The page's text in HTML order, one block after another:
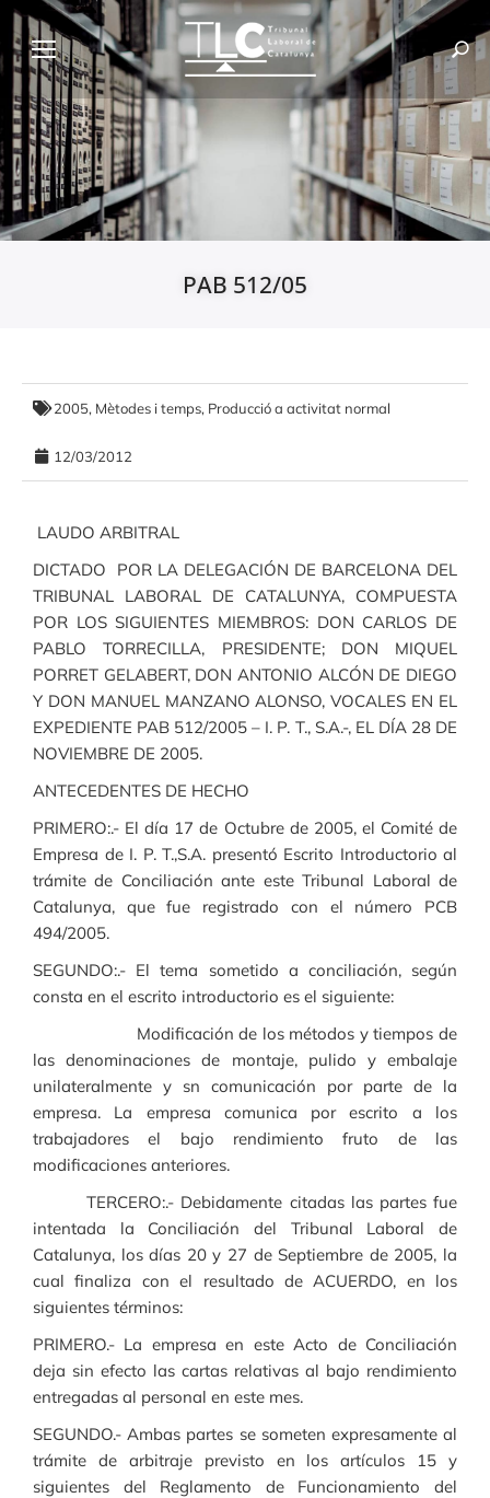
PAB 512/05
2005, Mètodes i temps, Producció a activitat normal
12/03/2012
LAUDO ARBITRAL
DICTADO POR LA DELEGACIÓN DE BARCELONA DEL
TRIBUNAL LABORAL DE CATALUNYA, COMPUESTA
POR LOS SIGUIENTES MIEMBROS: DON CARLOS DE
PABLO TORRECILLA, PRESIDENTE; DON MIQUEL
PORRET GELABERT, DON ANTONIO ALCÓN DE DIEGO
Y DON MANUEL MANZANO ALONSO, VOCALES EN EL
EXPEDIENTE PAB 512/2005 – I. P. T., S.A.-, EL DÍA 28 DE
NOVIEMBRE DE 2005.
ANTECEDENTES DE HECHO
PRIMERO:.- El día 17 de Octubre de 2005, el Comité de
Empresa de I. P. T.,S.A. presentó Escrito Introductorio al
trámite de Conciliación ante este Tribunal Laboral de
Catalunya, que fue registrado con el número PCB
494/2005.
SEGUNDO:.- El tema sometido a conciliación, según
consta en el escrito introductorio es el siguiente:
Modificación de los métodos y tiempos de
las denominaciones de montaje, pulido y embalaje
unilateralmente y sn comunicación por parte de la
empresa. La empresa comunica por escrito a los
trabajadores el bajo rendimiento fruto de las
modificaciones anteriores.
TERCERO:.- Debidamente citadas las partes fue
intentada la Conciliación del Tribunal Laboral de
Catalunya, los días 20 y 27 de Septiembre de 2005, la
cual finaliza con el resultado de ACUERDO, en los
siguientes términos:
PRIMERO.- La empresa en este Acto de Conciliación
deja sin efecto las cartas relativas al bajo rendimiento
entregadas al personal en este mes.
SEGUNDO.- Ambas partes se someten expresamente al
trámite de arbitraje previsto en los artículos 15 y
siguientes del Reglamento de Funcionamiento del